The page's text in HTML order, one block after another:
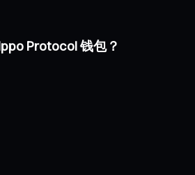
Protocol 钱包？